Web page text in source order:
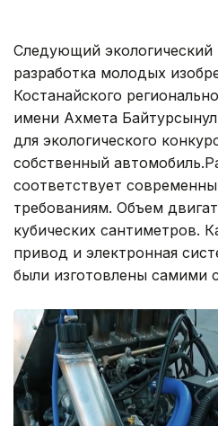
Следующий
разработка молодых
Костанайского
имени Ахмета
для экологического
собственный
соответствует
требованиям. Объем
кубических сантиметров.
привод и электронная
были изготовлены самими